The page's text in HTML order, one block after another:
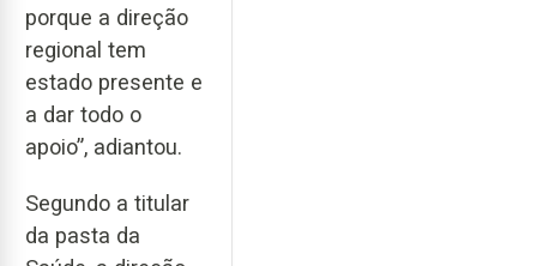
porque a direção
regional tem
estado presente e
a dar todo o
apoio”, adiantou.
Segundo a titular
da pasta da